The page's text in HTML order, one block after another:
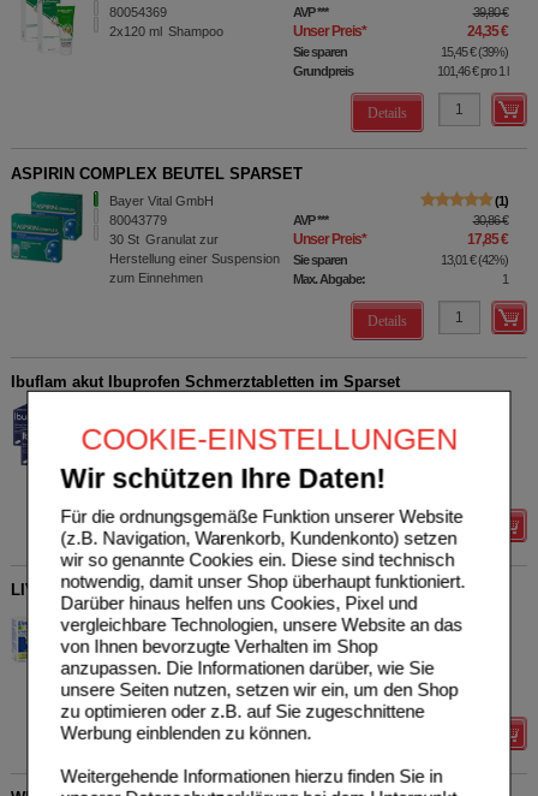
COOKIE-EINSTELLUNGEN
Wir schützen Ihre Daten!
Für die ordnungsgemäße Funktion unserer Website
(z.B. Navigation, Warenkorb, Kundenkonto) setzen
wir so genannte Cookies ein. Diese sind technisch
notwendig, damit unser Shop überhaupt funktioniert.
Darüber hinaus helfen uns Cookies, Pixel und
vergleichbare Technologien, unsere Website an das
von Ihnen bevorzugte Verhalten im Shop
anzupassen. Die Informationen darüber, wie Sie
unsere Seiten nutzen, setzen wir ein, um den Shop
zu optimieren oder z.B. auf Sie zugeschnittene
Werbung einblenden zu können.
Weitergehende Informationen hierzu finden Sie in
80054369
2x120 ml Shampoo
AVP*** 39,80 €
Unser Preis* 24,35 €
Sie sparen 15,45 €(39%)
Grundpreis
101,46 €pro 1 l
Details
ASPIRIN COMPLEX BEUTEL SPARSET
Bayer Vital GmbH
80043779
30 St Granulat zur
Herstellung einer Suspension
zum Einnehmen
1
AVP*** 30,86 €
Unser Preis* 17,85 €
Sie sparen 13,01 €(42%)
Max. Abgabe:
1
Details
Ibuflam akut Ibuprofen Schmerztabletten im Sparset
80039826
2X50St Filmtabletten
AVP ***
Unser Preis*
Sie sparen
Max. Abgabe:
Details
LIVOCAB DIREKT AUGENTROPFEN SPARSET
Kenvue Germany GmbH
(CHC)
80048920
2X4ml Augentropfen
AVP
Unser Preis*
Sie sparen
Grundpreis
1998,75 €